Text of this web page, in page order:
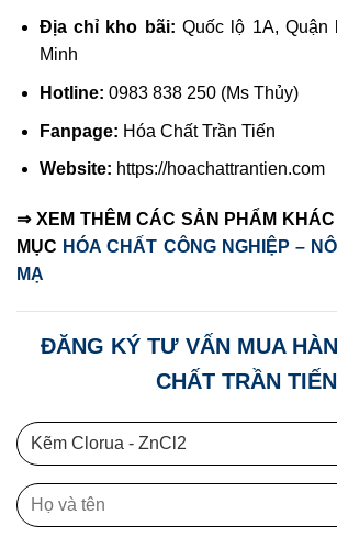
Địa chỉ kho bãi: Quốc lộ 1A, Quận
Minh
Hotline: 0983 838 250 (Ms Thủy)
Fanpage: Hóa Chất Trần Tiến
Website: https://hoachattrantien.com
⇒ XEM THÊM CÁC SẢN PHẨM KHÁC
MỤC HÓA CHẤT CÔNG NGHIỆP –
MẠ
ĐĂNG KÝ TƯ VẤN MUA
CHẤT TRẦN TIẾN